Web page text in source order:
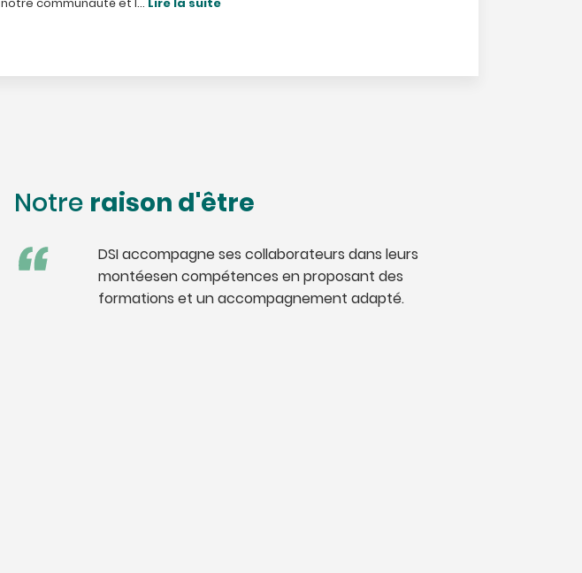
notre communauté et l... Lire la suite
Notreraison d'être
DSI accompagne ses collaborateurs dans leurs
montéesen compétences en proposant des
formations et un accompagnement adapté.